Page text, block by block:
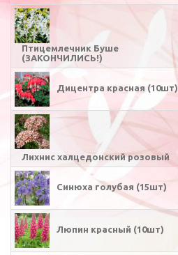
Птицемлечник Буше
(ЗАКОНЧИЛИСЬ!)
Дицентра красная (10шт)
Лихнис халцедонский розовый
Синюха голубая (15шт)
Люпин красный (10шт)